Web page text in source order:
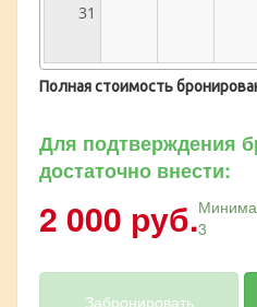
31
Полная стоимость
Для подтверждения
достаточно внести:
2 000 руб.3
Забронировать